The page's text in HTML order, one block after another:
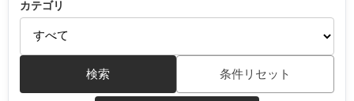
カテゴリ
検索 条件リセット